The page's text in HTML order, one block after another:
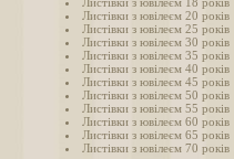
Листівки з ювілеєм 20 років
Листівки з ювілеєм 25 років
Листівки з ювілеєм 30 років
Листівки з ювілеєм 35 років
Листівки з ювілеєм 40 років
Листівки з ювілеєм 45 років
Листівки з ювілеєм 50 років
Листівки з ювілеєм 55 років
Листівки з ювілеєм 60 років
Листівки з ювілеєм 65 років
Листівки з ювілеєм 70 років